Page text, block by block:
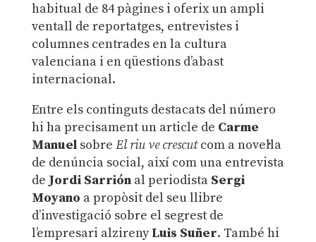
habitual de 84 pàgines i oferix un ampli
ventall de reportatges, entrevistes i
columnes centrades en la cultura
valenciana i en qüestions d’abast
internacional.
Entre els continguts destacats del número
hi ha precisament un article de Carme
Manuelsobre El riu ve crescutcom a novel·la
de denúncia social, així com una entrevista
de Jordi Sarrión al periodista Sergi
Moyano a propòsit del seu llibre
d’investigació sobre el segrest de
l’empresari alzirenyLuis Suñer. També hi